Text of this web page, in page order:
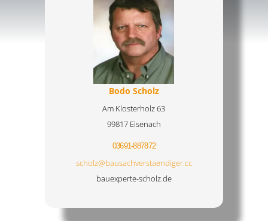
Bodo Scholz
Am Klosterholz 63
99817 Eisenach
03691-887872
scholz@bausachverstaendiger.cc
bauexperte-scholz.de